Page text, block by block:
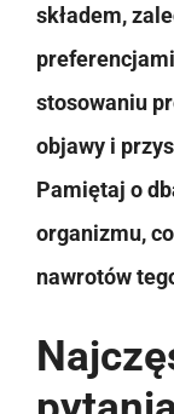
składem,
stosowaniu
objawy i
Pamiętaj o
organizmu,
nawrotów